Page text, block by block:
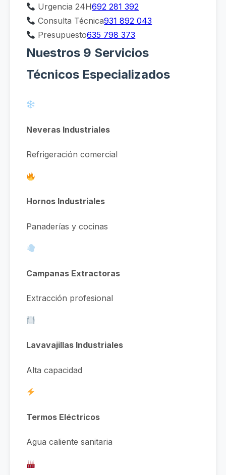
Urgencia 24H692 281 392
Consulta Técnica931 892 043
Presupuesto635 798 373
Nuestros 9 Servicios
Técnicos Especializados
Neveras Industriales
Refrigeración comercial
Hornos Industriales
Panaderías y cocinas
Campanas Extractoras
Extracción profesional
Lavavajillas Industriales
Alta capacidad
Termos Eléctricos
Agua caliente sanitaria